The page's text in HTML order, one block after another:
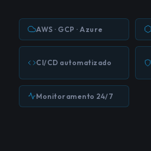
AWS · GCP · Azure
CI/CD automatizado
Monitoramento 24/7